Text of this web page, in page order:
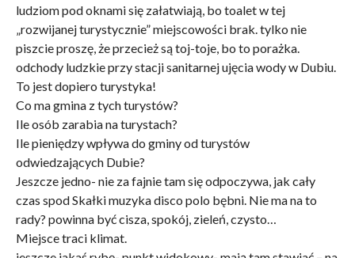
ludziom pod oknami się załatwiają, bo toalet w tej
„rozwijanej turystycznie” miejscowości brak. tylko nie
piszcie proszę, że przecież są toj-toje, bo to porażka.
odchody ludzkie przy stacji sanitarnej ujęcia wody w Dubiu.
To jest dopiero turystyka!
Co ma gmina z tych turystów?
Ile osób zarabia na turystach?
Ile pieniędzy wpływa do gminy od turystów
odwiedzających Dubie?
Jeszcze jedno- nie za fajnie tam się odpoczywa, jak cały
czas spod Skałki muzyka disco polo bębni. Nie ma na to
rady? powinna być cisza, spokój, zieleń, czysto…
Miejsce traci klimat.